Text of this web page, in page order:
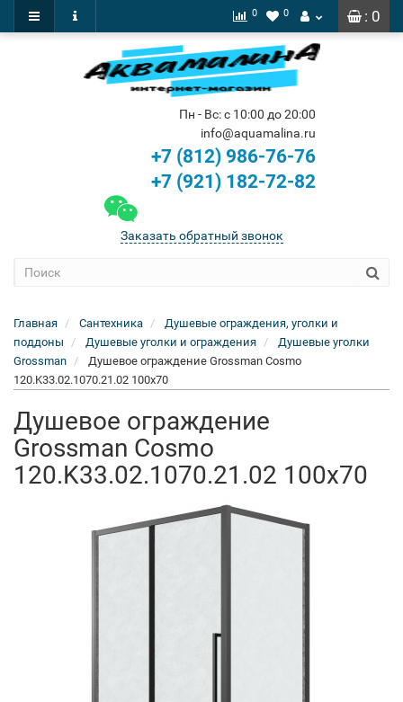
: 0
0 0
Пн - Вс: с 10:00 до 20:00
info@aquamalina.ru
+7 (812) 986-76-76
+7 (921) 182-72-82
Заказать обратный звонок
Главная Сантехника
Душевые ограждения, уголки и
поддоны
Душевые уголки и ограждения
Душевые уголки
Grossman
Душевое ограждение Grossman Cosmo
120.K33.02.1070.21.02 100x70
Душевое ограждение
Grossman Cosmo
120.K33.02.1070.21.02 100x70